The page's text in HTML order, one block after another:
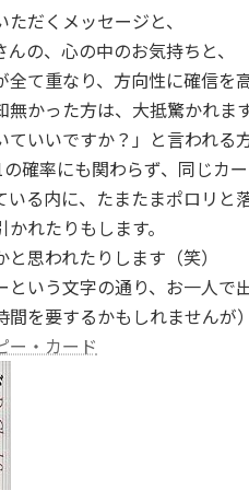
だくメッセージと、
の、心の中のお気持ちと、
全て重なり、方向性に確信を
無かった方は、大抵驚かれま
ていいですか？」と言われる
確率にも関わらず、同じカ
いる内に、たまたまポロリと
れたりもします。
思われたりします（笑）
という文字の通り、お一人で
間を要するかもしれません
ー・カード